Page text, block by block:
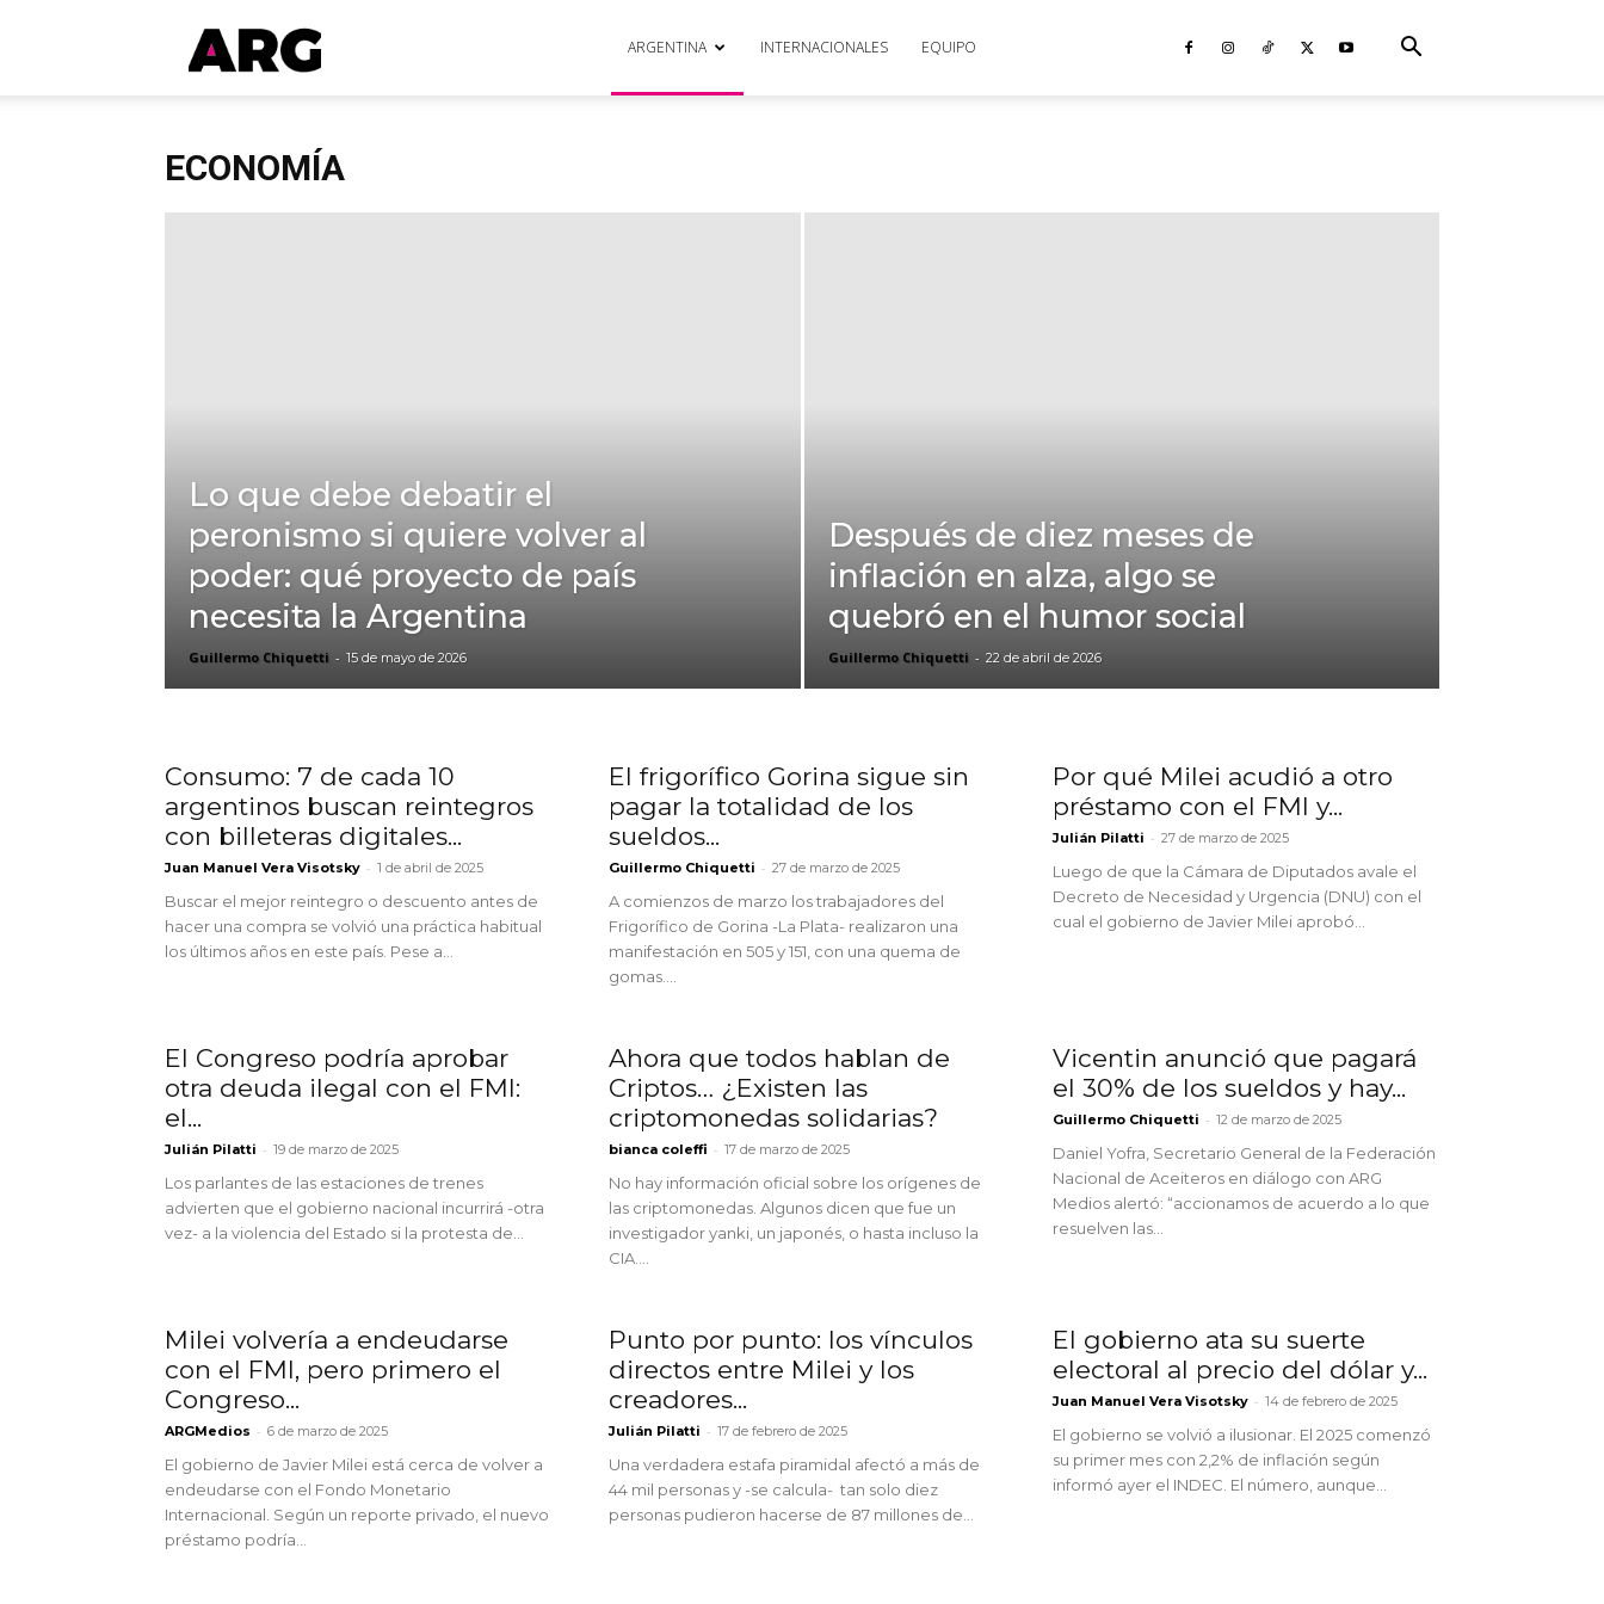
ARGmedios ARGENTINA INTERNACIONALES EQUIPO
ECONOMÍA
Lo que debe debatir el
peronismo si quiere volver al
poder: qué proyecto de país
necesita la Argentina
Guillermo Chiquetti - 15 de mayo de 2026
Después de diez meses de
inflación en alza, algo se
quebró en el humor social
Guillermo Chiquetti - 22 de abril de 2026
Consumo: 7 de cada 10
argentinos buscan reintegros
con billeteras digitales...
Juan Manuel Vera Visotsky - 1 de abril de 2025
Buscar el mejor reintegro o descuento antes de
hacer una compra se volvió una práctica habitual
los últimos años en este país. Pese a...
El frigorífico Gorina sigue sin
pagar la totalidad de los
sueldos...
Guillermo Chiquetti - 27 de marzo de 2025
A comienzos de marzo los trabajadores del
Frigorífico de Gorina -La Plata- realizaron una
manifestación en 505 y 151, con una quema de
gomas....
Por qué Milei acudió a otro
préstamo con el FMI y...
Julián Pilatti - 27 de marzo de 2025
Luego de que la Cámara de Diputados avale el
Decreto de Necesidad y Urgencia (DNU) con el
cual el gobierno de Javier Milei aprobó...
El Congreso podría aprobar
otra deuda ilegal con el FMI:
el...
Julián Pilatti - 19 de marzo de 2025
Los parlantes de las estaciones de trenes
advierten que el gobierno nacional incurrirá -otra
vez- a la violencia del Estado si la protesta de...
Ahora que todos hablan de
Criptos… ¿Existen las
criptomonedas solidarias?
bianca coleffi - 17 de marzo de 2025
No hay información oficial sobre los orígenes de
las criptomonedas. Algunos dicen que fue un
investigador yanki, un japonés, o hasta incluso la
CIA....
Vicentin anunció que pagará
el 30% de los sueldos y hay...
Guillermo Chiquetti - 12 de marzo de 2025
Daniel Yofra, Secretario General de la Federación
Nacional de Aceiteros en diálogo con ARG
Medios alertó: “accionamos de acuerdo a lo que
resuelven las...
Milei volvería a endeudarse
con el FMI, pero primero el
Congreso...
ARGMedios - 6 de marzo de 2025
El gobierno de Javier Milei está cerca de volver a
endeudarse con el Fondo Monetario
Internacional. Según un reporte privado, el nuevo
préstamo podría...
Punto por punto: los vínculos
directos entre Milei y los
creadores...
Julián Pilatti - 17 de febrero de 2025
Una verdadera estafa piramidal afectó a más de
44 mil personas y -se calcula- tan solo diez
personas pudieron hacerse de 87 millones de...
El gobierno ata su suerte
electoral al precio del dólar y...
Juan Manuel Vera Visotsky - 14 de febrero de 2025
El gobierno se volvió a ilusionar. El 2025 comenzó
su primer mes con 2,2% de inflación según
informó ayer el INDEC. El número, aunque...